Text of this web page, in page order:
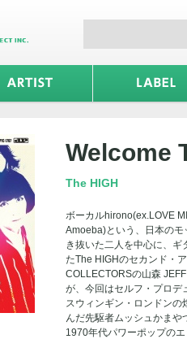
Welcome
The HIGH
ボーカルhirono(ex.LOVE
Amoeba)という、日本の
き抜いた二人を中心に、
たThe HIGHのセカンド・
COLLECTORSの山森
が、今回はセルフ・プロデ
スウィンギン・ロンドン
んだ先駆者ムッシュかま
1970年代パワーポップの